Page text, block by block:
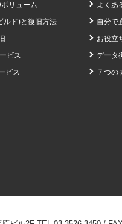
リューム
ルド)と復旧方法
ビス
ビス
よくあ
自分で
お役立
データ
７つの